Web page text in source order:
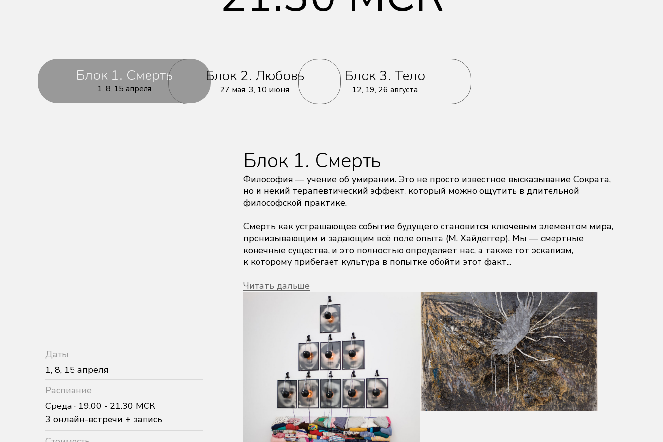
Блок 1. Смерть
1, 8, 15 апреля
Блок 2. Любовь
27 мая, 3, 10 июня
Блок 3. Тело
12, 19, 26 августа
Блок 1. Смерть
Философия — учение об умирании. Это не просто известное высказывание Сократа,
но и некий терапевтический эффект, который можно ощутить в длительной
философской практике.
Смерть как устрашающее событие будущего становится ключевым элементом мира,
пронизывающим и задающим всё поле опыта (М. Хайдеггер). Мы — смертные
конечные существа, и это полностью определяет нас, а также тот эскапизм,
к которому прибегает культура в попытке обойти этот факт...
Читать дальше
Даты
1, 8, 15 апреля
Распиание
Среда · 19:00 - 21:30 МСК
3 онлайн-встречи + запись